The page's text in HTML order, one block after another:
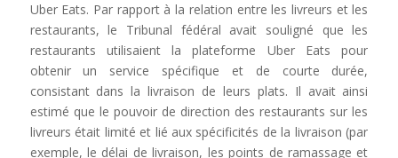
Uber Eats. Par rapport à la relation entre les livreurs et les
restaurants, le Tribunal fédéral avait souligné que les
restaurants utilisaient la plateforme Uber Eats pour
obtenir un service spécifique et de courte durée,
consistant dans la livraison de leurs plats. Il avait ainsi
estimé que le pouvoir de direction des restaurants sur les
livreurs était limité et lié aux spécificités de la livraison (par
exemple, le délai de livraison, les points de ramassage et